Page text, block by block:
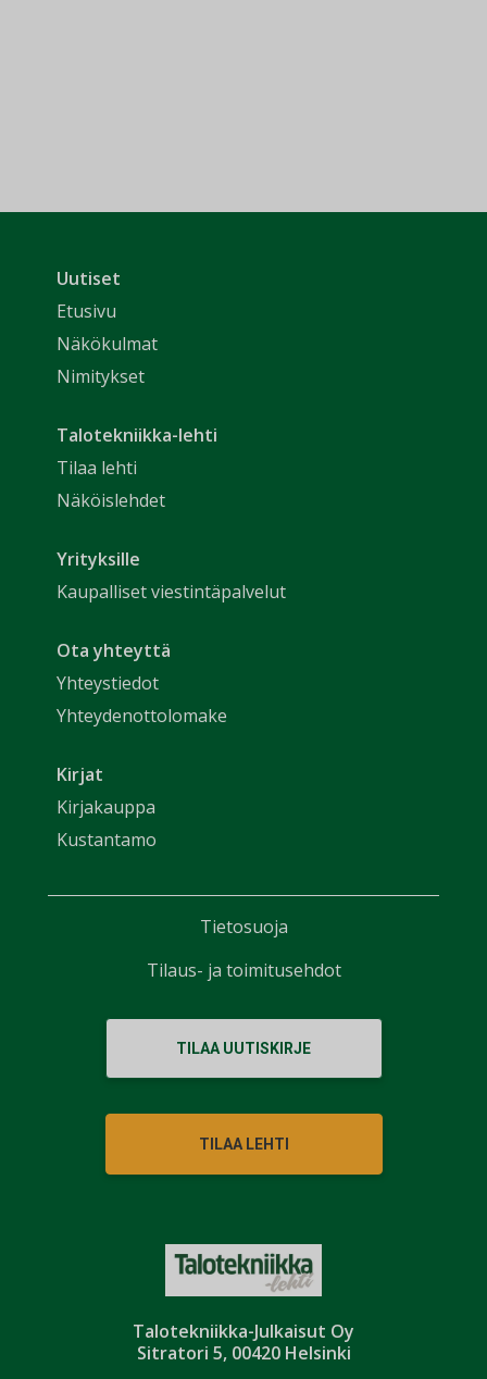
Talotekniikka-Julkaisut Oy
Sitratori 5, 00420 Helsinki
Uutiset
Etusivu
Näkökulmat
Nimitykset
Talotekniikka-lehti
Tilaa lehti
Näköislehdet
Yrityksille
Kaupalliset viestintäpalvelut
Ota yhteyttä
Yhteystiedot
Yhteydenottolomake
Kirjat
Kirjakauppa
Kustantamo
TILAA UUTISKIRJE
TILAA LEHTI
Tietosuoja
Tilaus- ja toimitusehdot